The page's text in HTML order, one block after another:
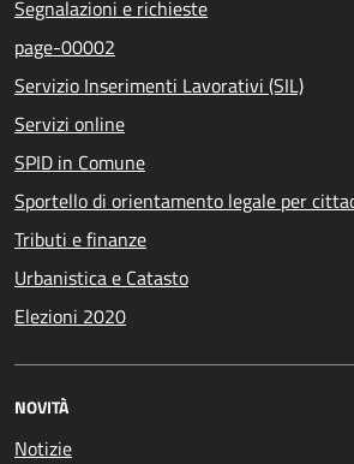
Segnalazioni e richieste
page-00002
Servizio Inserimenti Lavorativi (SIL)
Servizi online
SPID in Comune
Sportello di orientamento legale per
Tributi e finanze
Urbanistica e Catasto
Elezioni 2020
NOVITÀ
Notizie